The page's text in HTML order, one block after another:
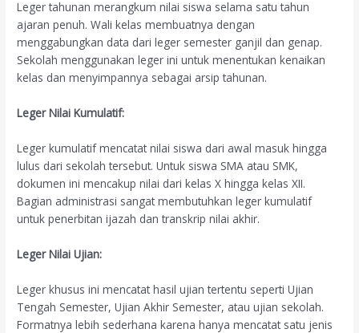
Leger tahunan merangkum nilai siswa selama satu tahun
ajaran penuh. Wali kelas membuatnya dengan
menggabungkan data dari leger semester ganjil dan genap.
Sekolah menggunakan leger ini untuk menentukan kenaikan
kelas dan menyimpannya sebagai arsip tahunan.
Leger Nilai Kumulatif:
Leger kumulatif mencatat nilai siswa dari awal masuk hingga
lulus dari sekolah tersebut. Untuk siswa SMA atau SMK,
dokumen ini mencakup nilai dari kelas X hingga kelas XII.
Bagian administrasi sangat membutuhkan leger kumulatif
untuk penerbitan ijazah dan transkrip nilai akhir.
Leger Nilai Ujian:
Leger khusus ini mencatat hasil ujian tertentu seperti Ujian
Tengah Semester, Ujian Akhir Semester, atau ujian sekolah.
Formatnya lebih sederhana karena hanya mencatat satu jenis